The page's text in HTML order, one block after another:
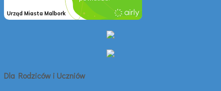
Dla Rodziców i Uczniów